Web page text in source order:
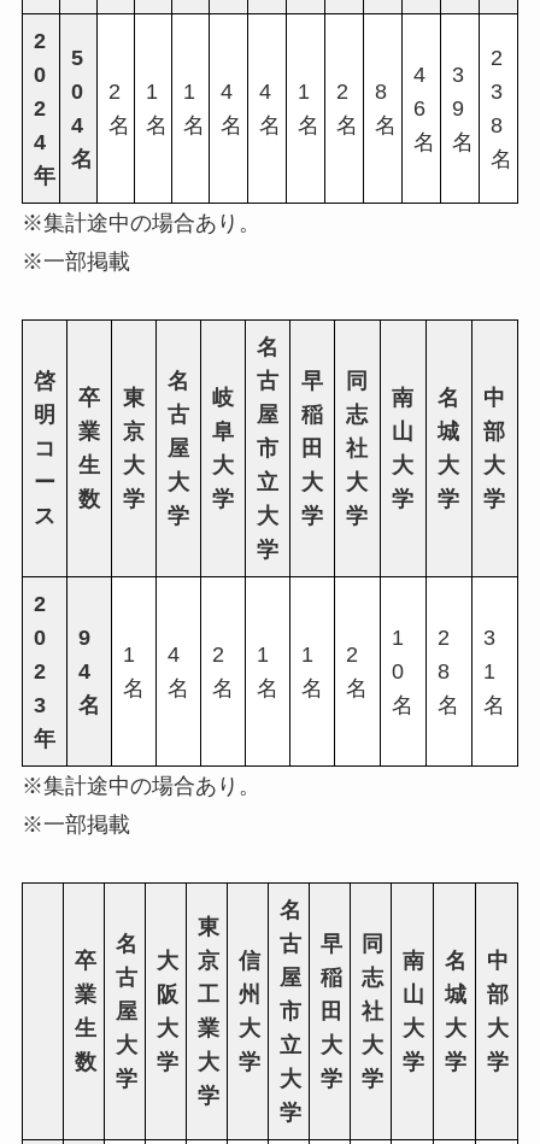
2
0
2
4
年
5
0
4
名
2
名
1
名
1
名
4
名
4
名
1
名
2
名
8
名
4
6
名
3
9
名
2
3
8
名
※集計途中の場合あり。
※一部掲載
啓
明
コ
ー
ス
卒
業
生
数
東
京
大
学
名
古
屋
大
学
岐
阜
大
学
名
古
屋
市
立
大
学
早
稲
田
大
学
同
志
社
大
学
南
山
大
学
名
城
大
学
中
部
大
学
2
0
2
3
年
9
4
名
1
名
4
名
2
名
1
名
1
名
2
名
1
0
名
2
8
名
3
1
名
※集計途中の場合あり。
※一部掲載
卒
業
生
数
名
古
屋
大
学
大
阪
大
学
東
京
工
業
大
学
信
州
大
学
名
古
屋
市
立
大
学
早
稲
田
大
学
同
志
社
大
学
南
山
大
学
名
城
大
学
中
部
大
学